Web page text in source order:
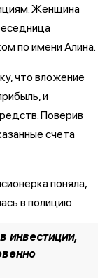
Женщина
по имени Алина.
что вложение
и
Поверив
счета
поняла,
в полицию.
инвестиции,